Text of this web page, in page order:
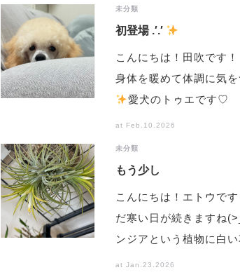
未分類
初登場 .′.′
こんにちは！田吹です
身体を暖めて体調に気
️愛犬のトゥエです
at Feb.10.2026
未分類
もう少し
こんにちは！エトウで
だ寒い日が続きますね
ンジアという植物に白
at Jan.23.2026